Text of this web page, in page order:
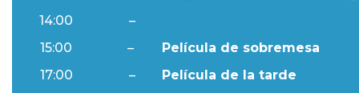
14:00
–
15:00
–
Película de sobremesa
17:00
–
Película de la tarde